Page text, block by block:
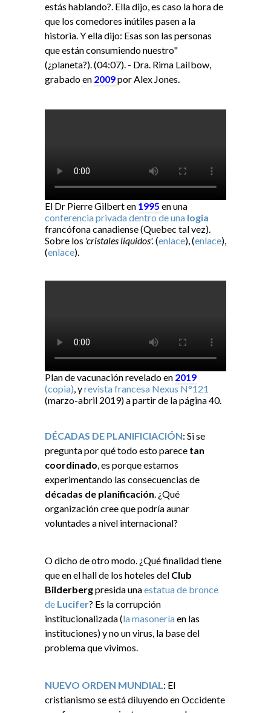
estás hablando?. Ella dijo, es caso la hora de
que los comedores inútiles pasen a la
historia. Y ella dijo: Esas son las personas
que están consumiendo nuestro"
(¿planeta?). (04:07). - Dra. Rima LaiIbow,
grabado en 2009por Alex Jones.
El Dr Pierre Gilbert en 1995 en una
conferencia privada dentro de una logia
francófona canadiense (Quebec tal vez).
Sobre los 'cristales líquidos'.(enlace), (enlace),
(enlace).
Plan de vacunación revelado en 2019
(copia), yrevista francesa Nexus N°121
(marzo-abril 2019) a partir de la página 40.
DÉCADAS DE PLANIFICIACIÓN: Si se
pregunta por qué todo esto parece tan
coordinado, es porque estamos
experimentando las consecuencias de
décadas de planificación. ¿Qué
organización cree que podría aunar
voluntades a nivel internacional?
O dicho de otro modo. ¿Qué finalidad tiene
que en el hall de los hoteles del Club
Bilderbergpresida unaestatua de bronce
de Lucifer? Es la corrupción
institucionalizada (la masoneríaen las
instituciones) y no un virus, la base del
problema que vivimos.
NUEVO ORDEN MUNDIAL: El
cristianismo se está diluyendo en Occidente